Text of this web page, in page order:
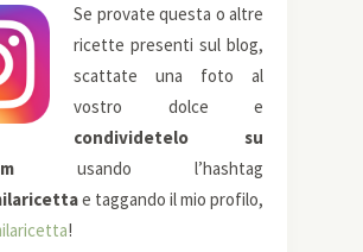
Se provate questa o altre
ricette presenti sul blog,
scattate una foto al
vostro dolce e
condividetelo su
usando l’hashtag
e taggando il mio profilo,
!